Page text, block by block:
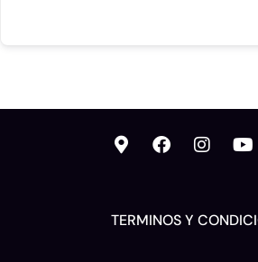
TERMINOS Y